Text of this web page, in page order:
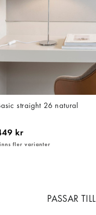
straight 26 natural
kr
fler varianter
PASSAR TILL